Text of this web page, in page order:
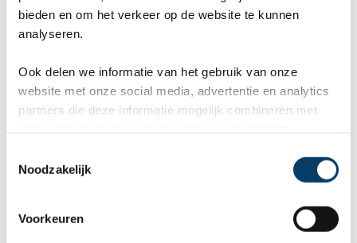
bieden en om het verkeer op de website te kunnen
analyseren.
Ook delen we informatie van het gebruik van onze
website met onze social media, advertentie en analytics
partners die deze informatie mogelijk combineren met
Noodzakelijk
Voorkeuren
in de buurt van Zevenhuizen.
wandeling door het landschap in het gebied van
de Zuidplas in de buurt van Moerkapelle.
wandeling leid de wandelaars door het
polderlandschap van het Zaanse Rietveld in de